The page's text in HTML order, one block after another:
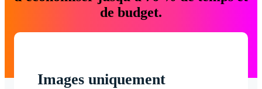
de budget.
Images uniquement